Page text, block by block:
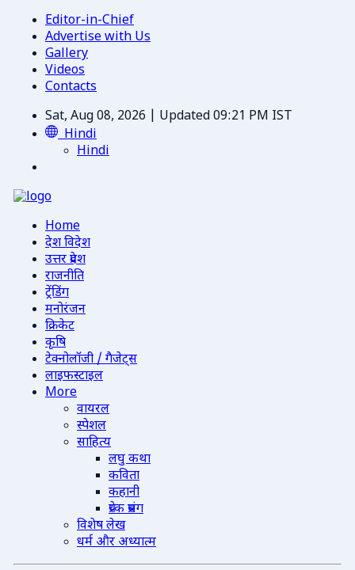
Editor-in-Chief
Advertise with Us
Gallery
Videos
Contacts
Sat, Aug 08, 2026 | Updated 09:21 PM IST
Hindi
Hindi
Home
देश विदेश
उत्तर प्रदेश
राजनीति
ट्रेंडिंग
मनोरंजन
क्रिकेट
कृषि
टेक्नोलॉजी / गैजेट्स
लाइफस्टाइल
More
वायरल
स्पेशल
साहित्य
लघु कथा
कविता
कहानी
प्रेरक प्रसंग
विशेष लेख
धर्म और अध्यात्म